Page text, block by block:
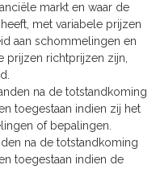
markt en waar de
met variabele prijzen
aan schommelingen en
prijzen richtprijzen zijn,
na de totstandkoming
toegestaan indien zij het
of bepalingen.
na de totstandkoming
toegestaan indien de